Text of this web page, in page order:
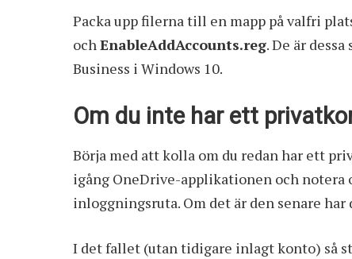
Packa upp filerna till en mapp på valfri
ochEnableAddAccounts.reg. De är
Business i Windows 10.
Om du inte har ett
Börja med att kolla om du redan har ett
igång OneDrive-applikationen och notera
inloggningsruta. Om det är den senare
I det fallet (utan tidigare inlagt konto) så